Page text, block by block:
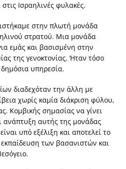
Ισραηλινές φυλακές.
στην πλωτή μονάδα
στρατού. Μια μονάδα
εμάς και βασισμένη στην
της γενοκτονίας. Ήταν τόσο
υπηρεσία.
διαδεχόταν την άλλη με
χωρίς καμία διάκριση φύλου,
Κομβικής σημασίας να γίνει
ανάπτυξη αυτής της μονάδας
υπό εξέλιξη και αποτελεί το
των βασανιστών και